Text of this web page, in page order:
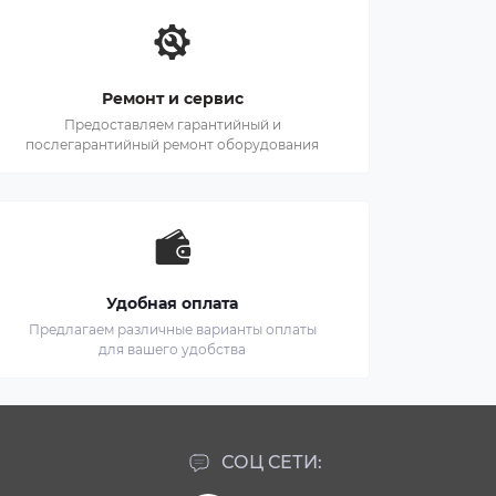
Ремонт и сервис
Предоставляем гарантийный и
послегарантийный ремонт оборудования
Удобная оплата
Предлагаем различные варианты оплаты
для вашего удобства
СОЦ СЕТИ: